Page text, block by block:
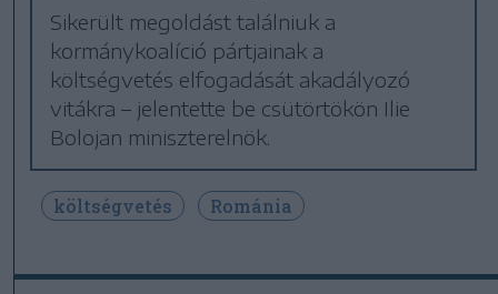
Sikerült megoldást találniuk a
kormánykoalíció pártjainak a
költségvetés elfogadását akadályozó
vitákra – jelentette be csütörtökön Ilie
Bolojan miniszterelnök.
költségvetés Románia